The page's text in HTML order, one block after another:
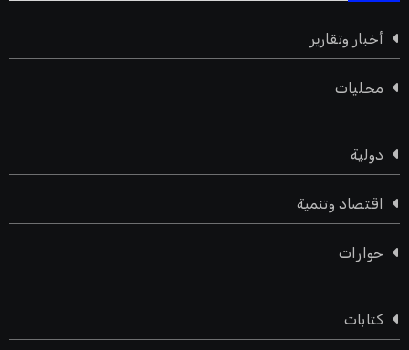
أخبار وتقارير
محليات
دولية
اقتصاد وتنمية
حوارات
كتابات